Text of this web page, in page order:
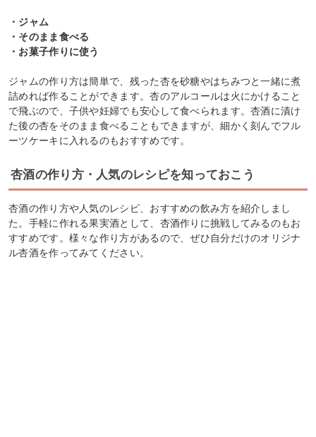
・ジャム
・そのまま食べる
・お菓子作りに使う
ジャムの作り方は簡単で、残った杏を砂糖やはちみつと一緒に煮
詰めれば作ることができます。杏のアルコールは火にかけること
で飛ぶので、子供や妊婦でも安心して食べられます。杏酒に漬け
た後の杏をそのまま食べることもできますが、細かく刻んでフル
ーツケーキに入れるのもおすすめです。
杏酒の作り方・人気のレシピを知っておこう
杏酒の作り方や人気のレシピ、おすすめの飲み方を紹介しまし
た。手軽に作れる果実酒として、杏酒作りに挑戦してみるのもお
すすめです。様々な作り方があるので、ぜひ自分だけのオリジナ
ル杏酒を作ってみてください。